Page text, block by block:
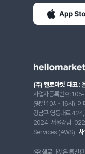
(주) 헬로마켓 대표 :
사업자등록번호:
(평일 10시~16시) 이
강남구 영동대로
2024-서울강남-
Services (AWS)
(주)헬로마켓은 통신